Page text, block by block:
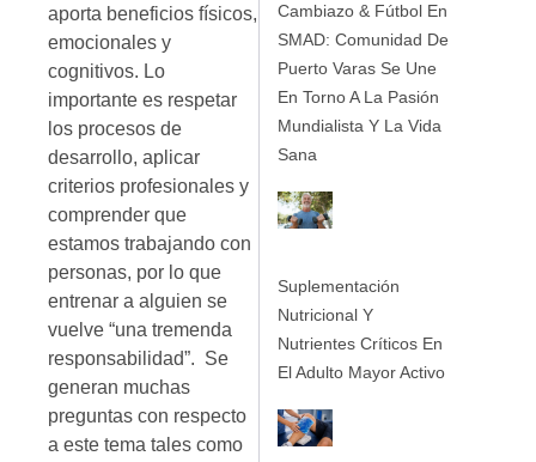
aporta beneficios físicos,
emocionales y
cognitivos. Lo
importante es respetar
los procesos de
desarrollo, aplicar
criterios profesionales y
comprender que
estamos trabajando con
personas, por lo que
entrenar a alguien se
vuelve “una tremenda
responsabilidad”. Se
generan muchas
preguntas con respecto
a este tema tales como
Cambiazo & Fútbol En
SMAD: Comunidad De
Puerto Varas Se Une
En Torno A La Pasión
Mundialista Y La Vida
Sana
Suplementación
Nutricional Y
Nutrientes Críticos En
El Adulto Mayor Activo